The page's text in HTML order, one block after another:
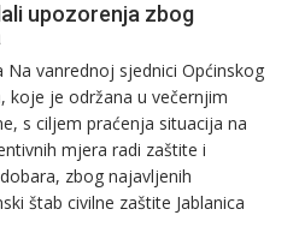
upozorenja zbog
Na vanrednoj sjednici Općinskog
koje je održana u večernjim
s ciljem praćenja situacija na
mjera radi zaštite i
zbog najavljenih
štab civilne zaštite Jablanica